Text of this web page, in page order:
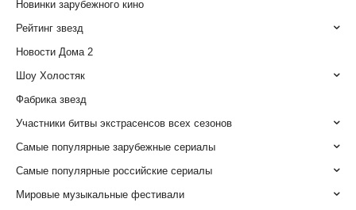
Новинки зарубежного кино
Рейтинг звезд
Новости Дома 2
Шоу Холостяк
Фабрика звезд
Участники битвы экстрасенсов всех сезонов
Самые популярные зарубежные сериалы
Самые популярные российские сериалы
Мировые музыкальные фестивали